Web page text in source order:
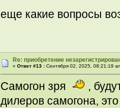
еще какие вопросы
Re: приобретение
«Ответ #13 : Сентября 02, 2025, 08:21:19
Самогон зря
,
дилеров самогона,